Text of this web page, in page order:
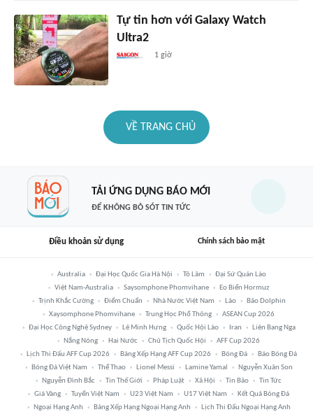
Tự tin hơn với Galaxy Watch
Ultra2
1 giờ
VỀ TRANG CHỦ
TẢI ỨNG DỤNG BÁO MỚI
ĐỂ KHÔNG BỎ SÓT TIN TỨC
Điều khoản sử dụng Chính sách bảo mật
Australia Đại Học Quốc Gia Hà Nội Tô Lâm
Đại Sứ Quán Lào
Việt Nam-Australia
Saysomphone Phomvihane
Eo Biển Hormuz
Trịnh Khắc Cường
Điểm Chuẩn Nhà Nước Việt Nam Lào
Bão Dolphin
Xaysomphone Phomvihane
Trung Học Phổ Thông
ASEAN Cup 2026
Đại Học Công Nghệ Sydney
Lê Minh Hưng Quốc Hội Lào Iran
Liên Bang Nga
Nắng Nóng
Hai Nước Chủ Tịch Quốc Hội
AFF Cup 2026
Lịch Thi Đấu AFF Cup 2026
Bảng Xếp Hạng AFF Cup 2026 Bóng Đá
Báo Bóng Đá
Bóng Đá Việt Nam
Thể Thao Lionel Messi Lamine Yamal
Nguyễn Xuân Son
Nguyễn Đình Bắc
Tin Thế Giới Pháp Luật Xã Hội Tin Bão
Tin Tức
Giá Vàng
Tuyển Việt Nam U23 Việt Nam U17 Việt Nam
Kết Quả Bóng Đá
Ngoại Hạng Anh
Bảng Xếp Hạng Ngoại Hạng Anh Lịch Thi Đấu Ngoại Hạng Anh